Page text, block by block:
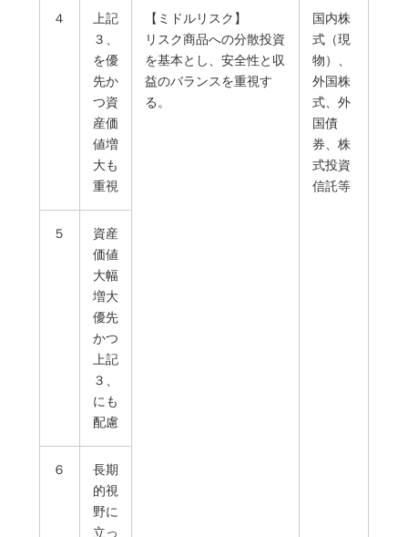
４
上記
３、
を優
先か
つ資
産価
値増
大も
重視
【ミドルリスク】
リスク商品への分散投資
を基本とし、安全性と収
益のバランスを重視す
る。
国内株
式（現
物）、
外国株
式、外
国債
券、株
式投資
信託等
５
資産
価値
大幅
増大
優先
かつ
上記
３、
にも
配慮
６
長期
的視
野に
立っ